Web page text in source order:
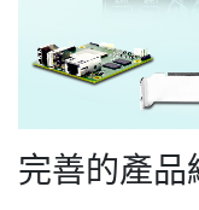
完善的產品